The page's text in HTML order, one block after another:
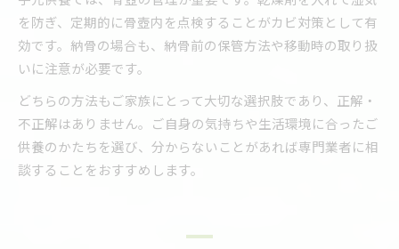
を防ぎ、定期的に骨壺内を点検することがカビ対策として有
効です。納骨の場合も、納骨前の保管方法や移動時の取り扱
いに注意が必要です。
どちらの方法もご家族にとって大切な選択肢であり、正解・
不正解はありません。ご自身の気持ちや生活環境に合ったご
供養のかたちを選び、分からないことがあれば専門業者に相
談することをおすすめします。